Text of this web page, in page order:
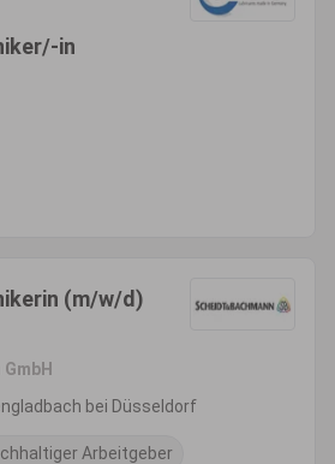
in
(m/w/d)
bei Düsseldorf
Arbeitgeber